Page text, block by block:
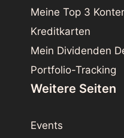
Meine Top 3
Kreditkarten
Mein Dividenden
Portfolio-Tracking
Weitere Seiten
Events